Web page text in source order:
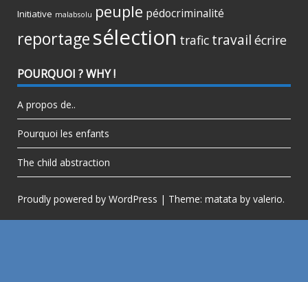
Initiative malabsolu peuple pédocriminalité
reportagesélection trafic travail écrire
POURQUOI ? WHY !
A propos de..
Pourquoi les enfants
The child abstraction
Proudly powered by WordPress | Theme: matata by valerio.